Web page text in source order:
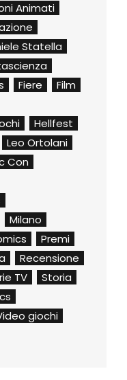
Animati
Statella
Fiere
Film
Hellfest
Leo Ortolani
Con
Milano
Premi
Recensione
TV
Storia
giochi